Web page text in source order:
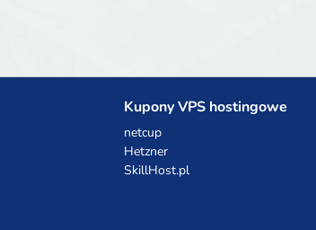
Kupony VPS hostingowe
netcup
Hetzner
SkillHost.pl